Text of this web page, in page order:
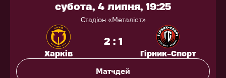
субота, 4 липня, 19:25
Стадіон «Металіст»
Харків
2 : 1
Гірник-Спорт
Матчдей